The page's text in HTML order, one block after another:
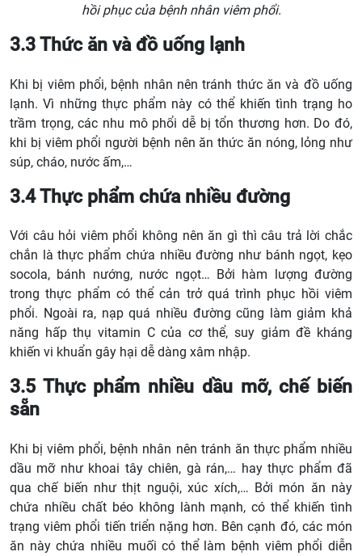
hồi phục của bệnh nhân viêm phổi.
3.3 Thức ăn và đồ uống lạnh
Khi bị viêm phổi, bệnh nhân nên tránh thức ăn và đồ uống
lạnh. Vì những thực phẩm này có thể khiến tình trạng ho
trầm trọng, các nhu mô phổi dễ bị tổn thương hơn. Do đó,
khi bị viêm phổi người bệnh nên ăn thức ăn nóng, lỏng như
súp, cháo, nước ấm,…
3.4 Thực phẩm chứa nhiều đường
Với câu hỏi viêm phổi không nên ăn gì thì câu trả lời chắc
chắn là thực phẩm chứa nhiều đường như bánh ngọt, kẹo
socola, bánh nướng, nước ngọt… Bởi hàm lượng đường
trong thực phẩm có thể cản trở quá trình phục hồi viêm
phổi. Ngoài ra, nạp quá nhiều đường cũng làm giảm khả
năng hấp thụ vitamin C của cơ thể, suy giảm đề kháng
khiến vi khuẩn gây hại dễ dàng xâm nhập.
3.5 Thực phẩm nhiều dầu mỡ, chế biến
sẵn
Khi bị viêm phổi, bệnh nhân nên tránh ăn thực phẩm nhiều
dầu mỡ như khoai tây chiên, gà rán,… hay thực phẩm đã
qua chế biến như thịt nguội, xúc xích,… Bởi món ăn này
chứa nhiều chất béo không lành mạnh, có thể khiến tình
trạng viêm phổi tiến triển nặng hơn. Bên cạnh đó, các món
ăn này chứa nhiều muối có thể làm bệnh viêm phổi diễn